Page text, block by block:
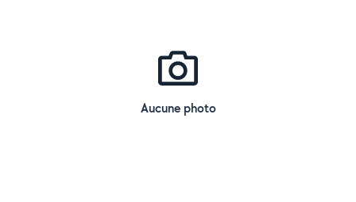
Aucune photo